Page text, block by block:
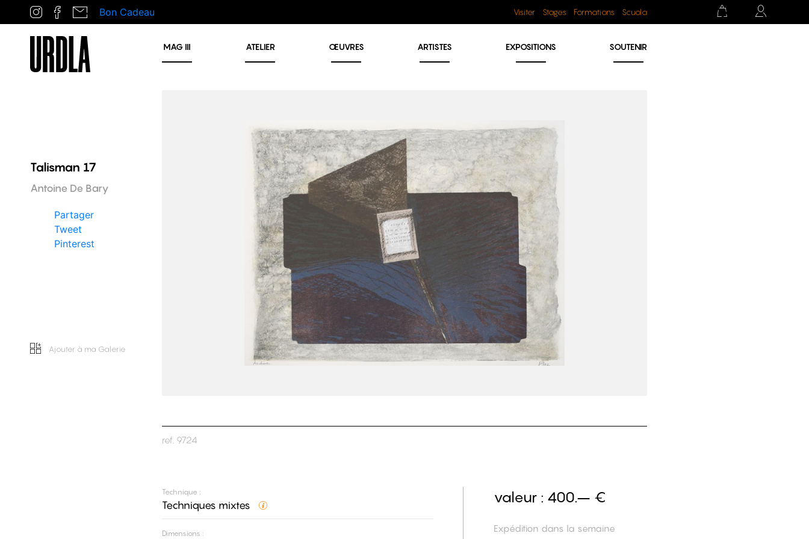
Bon Cadeau Visiter Stages Formations Scuola
MAG III ATELIER ŒUVRES ARTISTES EXPOSITIONS SOUTENIR
Talisman 17
Antoine De Bary
Partager
Tweet
Pinterest
Ajouter à ma Galerie
ref. 9724
Technique :
Techniques mixtes
Dimensions :
valeur : 400.– €
Expédition dans la semaine